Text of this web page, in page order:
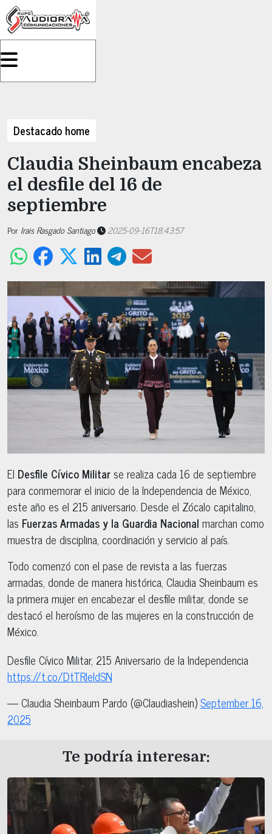
Destacado home
Claudia Sheinbaum encabeza
el desfile del 16 de
septiembre
Por Irais Rasgado Santiago 2025-09-16T18:43:57
El Desfile Cívico Militarse realiza cada 16 de septiembre
para conmemorar el inicio de la Independencia de México,
este año es el 215 aniversario. Desde el Zócalo capitalino,
las Fuerzas Armadas y la Guardia Nacional marchan como
muestra de disciplina, coordinación y servicio al país.
Todo comenzó con el pase de revista a las fuerzas
armadas, donde de manera histórica, Claudia Sheinbaum es
la primera mujer en encabezar el desfile militar, donde se
destacó el heroísmo de las mujeres en la construcción de
México.
Desfile Cívico Militar, 215 Aniversario de la Independencia
https://t.co/DtTRIeldSN
— Claudia Sheinbaum Pardo (@Claudiashein)September 16,
2025
Te podría interesar: